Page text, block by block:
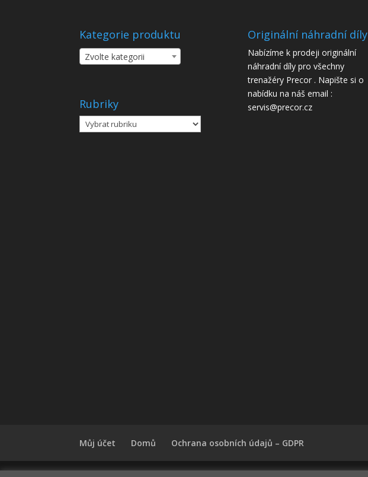
Kategorie produktu
Zvolte kategorii
Rubriky
Rubriky
Originální náhradní díly
Nabízíme k prodeji originální
náhradní díly pro všechny
trenažéry Precor . Napište si o
nabídku na náš email :
servis@precor.cz
Můj účet Domů Ochrana osobních údajů – GDPR